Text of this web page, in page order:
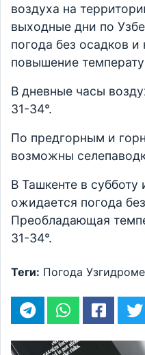
воздуха на
выходные дни по
погода без осадков и
повышение
В дневные часы
31-34°.
По предгорным и
возможны
В Ташкенте в субботу
ожидается погода
Преобладающая
31-34°.
Теги: Погода